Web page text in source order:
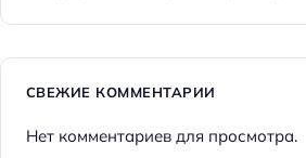
СВЕЖИЕ КОММЕНТАРИИ
Нет комментариев для просмотра.